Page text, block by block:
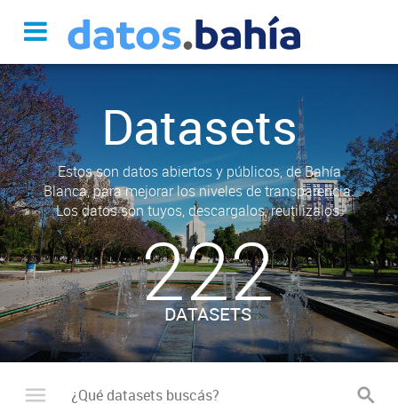
Datasets
Estos son datos abiertos y públicos, de Bahía
Blanca, para mejorar los niveles de transparencia.
Los datos son tuyos, descargalos, reutilizalos.
222
DATASETS